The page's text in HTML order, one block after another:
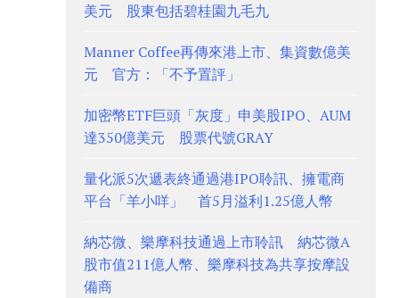
美元 股東包括碧桂園九毛九
Manner Coffee再傳來港上市、集資數億美
元 官方：「不予置評」
加密幣ETF巨頭「灰度」申美股IPO、AUM
達350億美元 股票代號GRAY
量化派5次遞表終通過港IPO聆訊、擁電商
平台「羊小咩」 首5月溢利1.25億人幣
納芯微、樂摩科技通過上市聆訊 納芯微A
股市值211億人幣、樂摩科技為共享按摩設
備商